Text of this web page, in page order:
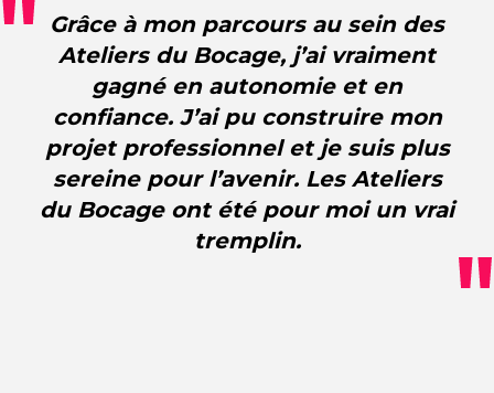
Grâce à mon parcours au sein des
Ateliers du Bocage, j’ai vraiment
gagné en autonomie et en
confiance. J’ai pu construire mon
projet professionnel et je suis plus
sereine pour l’avenir. Les Ateliers
du Bocage ont été pour moi un vrai
tremplin.